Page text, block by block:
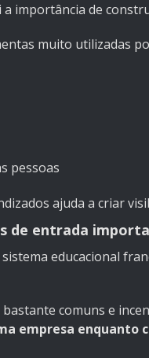
importância de
muito utilizadas
pessoas
ajuda a criar
de entrada
educacional
bastante comuns e
empresa enquanto